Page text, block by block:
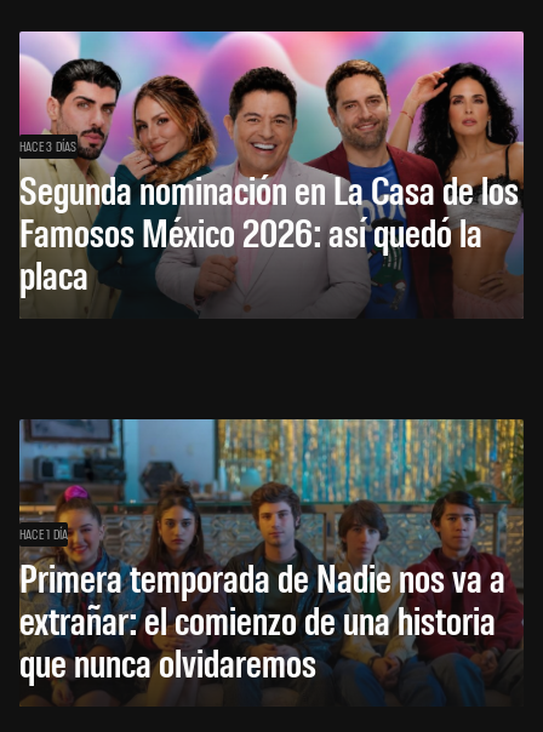
HACE 3 DÍAS
Segunda nominación en La Casa de los
Famosos México 2026: así quedó la
placa
HACE 1 DÍA
Primera temporada de Nadie nos va a
extrañar: el comienzo de una historia
que nunca olvidaremos